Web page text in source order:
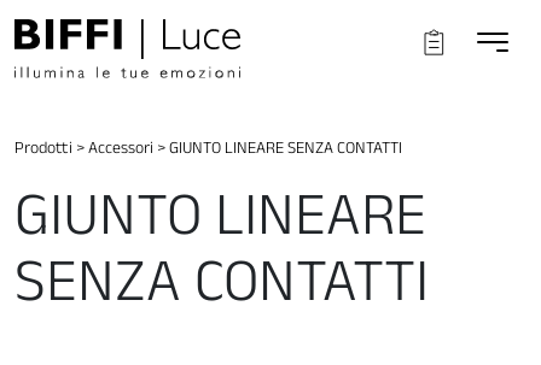
Prodotti >Accessori >GIUNTO LINEARE SENZA CONTATTI
GIUNTO LINEARE
SENZA CONTATTI